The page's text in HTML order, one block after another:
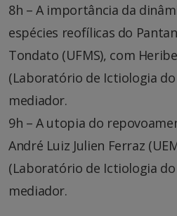
8h – A importância da
espécies reofílicas do
Tondato (UFMS), com
(Laboratório de Ictiologia do
mediador.
9h – A utopia do
André Luiz Julien Ferraz
(Laboratório de Ictiologia do
mediador.